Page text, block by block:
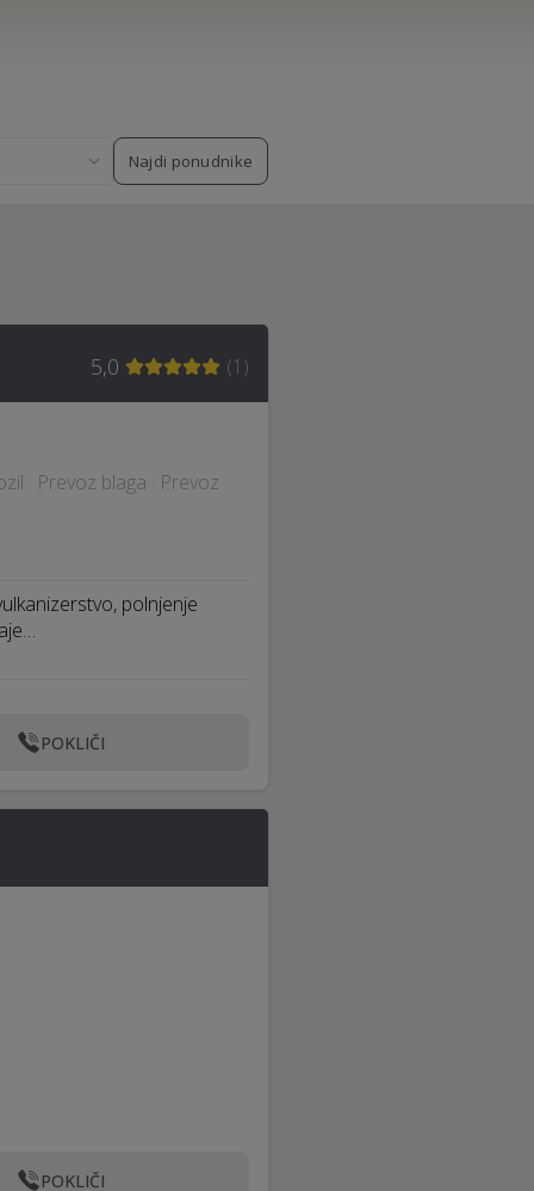
Najdi ponudnike
5,0 (1 )
· Prevoz blaga · Prevoz
polnjenje
POKLIČI
POKLIČI